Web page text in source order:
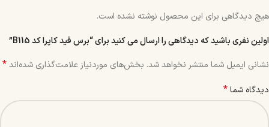
هیچ دیدگاهی برای این محصول نوشته نشده است.
اولین نفری باشید که دیدگاهی را ارسال می کنید برای “برس فید کاپرا کد B115”
نشانی ایمیل شما منتشر نخواهد شد. بخش‌های موردنیاز علامت‌گذاری شده‌اند*
دیدگاه شما*